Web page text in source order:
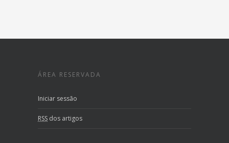
ÁREA RESERVADA
Iniciar sessão
RSS dos artigos